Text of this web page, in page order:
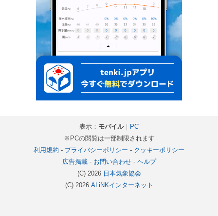
表示： モバイル｜ PC
※PCの閲覧は一部制限されます
利用規約 - プライバシーポリシー - クッキーポリシー
広告掲載- お問い合わせ- ヘルプ
(C) 2026 日本気象協会
(C) 2026 ALiNKインターネット